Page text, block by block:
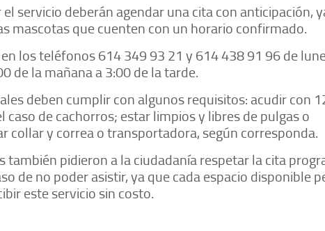
servicio deberán agendar una cita con anticipación,
mascotas que cuenten con un horario confirmado.
los teléfonos 614 349 93 21 y 614 438 91 96 de
de la mañana a 3:00 de la tarde.
deben cumplir con algunos requisitos: acudir con
caso de cachorros; estar limpios y libres de pulgas o
collar y correa o transportadora, según corresponda.
también pidieron a la ciudadanía respetar la cita
de no poder asistir, ya que cada espacio disponible
este servicio sin costo.